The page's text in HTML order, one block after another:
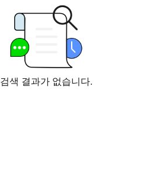
검색 결과가 없습니다.